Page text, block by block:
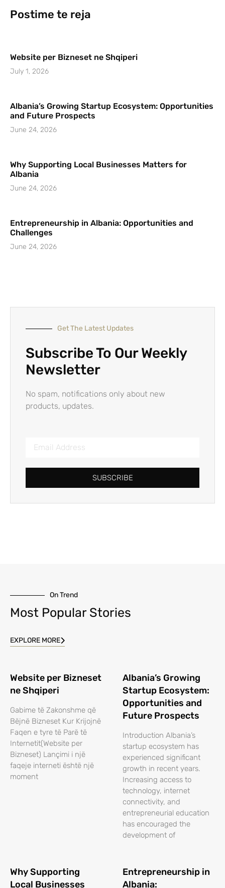
Postime te reja
Website per Bizneset ne Shqiperi
July 1, 2026
Albania’s Growing Startup Ecosystem: Opportunities
and Future Prospects
June 24, 2026
Why Supporting Local Businesses Matters for
Albania
June 24, 2026
Entrepreneurship in Albania: Opportunities and
Challenges
June 24, 2026
Get The Latest Updates
Subscribe To Our Weekly
Newsletter
No spam, notifications only about new
products, updates.
SUBSCRIBE
On Trend
Most Popular Stories
EXPLORE MORE
Website per Bizneset
ne Shqiperi
Gabime të Zakonshme që
Bëjnë Bizneset Kur Krijojnë
Faqen e tyre të Parë të
Internetit(Website per
Bizneset) Lançimi i një
faqeje interneti është një
moment
Albania’s Growing
Startup Ecosystem:
Opportunities and
Future Prospects
Introduction Albania’s
startup ecosystem has
experienced significant
growth in recent years.
Increasing access to
technology, internet
connectivity, and
entrepreneurial education
has encouraged the
development of
Why Supporting
Local Businesses
Entrepreneurship in
Albania: